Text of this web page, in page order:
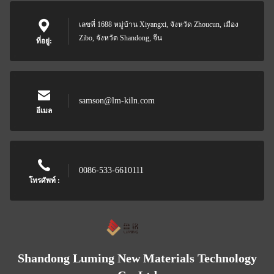
ที่อยู่:
เลขที่ 1688 หมู่บ้าน Xiyangxi, จังหวัด Zhoucun, เมือง
Zibo, จังหวัด Shandong, จีน
อีเมล
samson@lm-kiln.com
โทรศัพท์ :
0086-533-6610111
Shandong Luming New Materials Technology